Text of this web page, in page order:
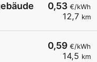
0,53 €/kWh
12,7 km
0,59 €/kWh
14,5 km